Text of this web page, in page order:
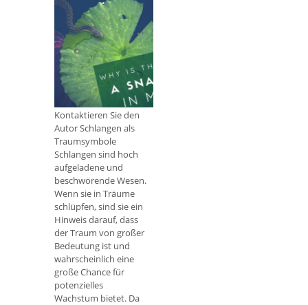
keine Ausnahme. Ab
Was bedeuten
Träume über
Klapperschlangen
und andere
Schlangen?
Kontaktieren Sie den
Autor Schlangen als
Traumsymbole
Schlangen sind hoch
aufgeladene und
beschwörende Wesen.
Wenn sie in Träume
schlüpfen, sind sie ein
Hinweis darauf, dass
der Traum von großer
Bedeutung ist und
wahrscheinlich eine
große Chance für
potenzielles
Wachstum bietet. Da